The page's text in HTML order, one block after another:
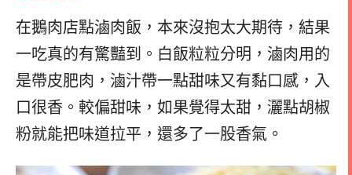
在鵝肉店點滷肉飯，本來沒抱太大期待，結果
一吃真的有驚豔到。白飯粒粒分明，滷肉用的
是帶皮肥肉，滷汁帶一點甜味又有黏口感，入
口很香。較偏甜味，如果覺得太甜，灑點胡椒
粉就能把味道拉平，還多了一股香氣。